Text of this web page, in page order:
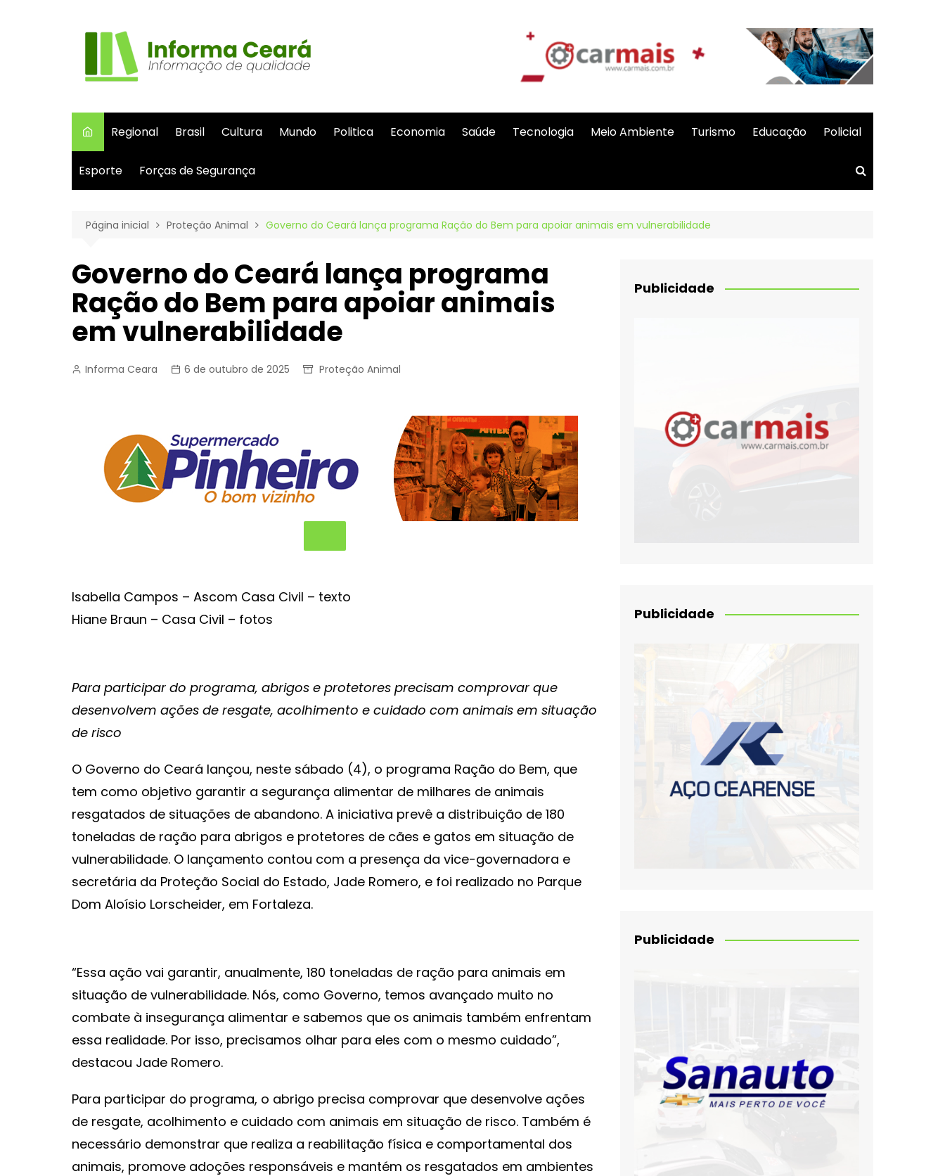
Regional Brasil Cultura Mundo Politica Economia Saúde Tecnologia Meio Ambiente Turismo Educação Policial
Esporte Forças de Segurança
Página inicial Proteção Animal Governo do Ceará lança programa Ração do Bem para apoiar animais em vulnerabilidade
Governo do Ceará lança programa
Ração do Bem para apoiar animais
em vulnerabilidade
Informa Ceara 6 de outubro de 2025 Proteção Animal
Isabella Campos – Ascom Casa Civil – texto
Hiane Braun – Casa Civil – fotos
Para participar do programa, abrigos e protetores precisam comprovar que
desenvolvem ações de resgate, acolhimento e cuidado com animais em situação
de risco
O Governo do Ceará lançou, neste sábado (4), o programa Ração do Bem, que
tem como objetivo garantir a segurança alimentar de milhares de animais
resgatados de situações de abandono. A iniciativa prevê a distribuição de 180
toneladas de ração para abrigos e protetores de cães e gatos em situação de
vulnerabilidade. O lançamento contou com a presença da vice-governadora e
secretária da Proteção Social do Estado, Jade Romero, e foi realizado no Parque
Dom Aloísio Lorscheider, em Fortaleza.
“Essa ação vai garantir, anualmente, 180 toneladas de ração para animais em
situação de vulnerabilidade. Nós, como Governo, temos avançado muito no
combate à insegurança alimentar e sabemos que os animais também enfrentam
essa realidade. Por isso, precisamos olhar para eles com o mesmo cuidado”,
destacou Jade Romero.
Para participar do programa, o abrigo precisa comprovar que desenvolve ações
de resgate, acolhimento e cuidado com animais em situação de risco. Também é
necessário demonstrar que realiza a reabilitação física e comportamental dos
animais, promove adoções responsáveis e mantém os resgatados em ambientes
Publicidade
Publicidade
Publicidade